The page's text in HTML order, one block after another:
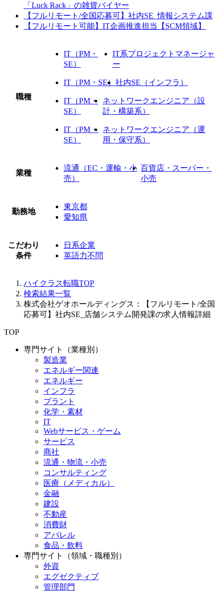
「Luck Rack」の雑貨バイヤー
【フルリモート/全国応募可】社内SE_情報システム課
【フルリモート可能】IT企画推進担当【SCM領域】
職種
IT（PM・
SE）
IT系プロジェクトマネージャ
ー
IT（PM・SE） 社内SE（インフラ）
IT（PM・
SE）
ネットワークエンジニア（設
計・構築系）
IT（PM・
SE）
ネットワークエンジニア（運
用・保守系）
業種
流通（EC・運輸・小
売）
百貨店・スーパー・
小売
勤務地
東京都
愛知県
こだわり
条件
日系企業
英語力不問
ハイクラス転職TOP
検索結果一覧
株式会社ゲオホールディングス：【フルリモート/全国
応募可】社内SE_店舗システム開発課の求人情報詳細
TOP
専門サイト（業種別）
製造業
エネルギー関連
エネルギー
インフラ
プラント
化学・素材
IT
Webサービス・ゲーム
サービス
商社
流通・物流・小売
コンサルティング
医療（メディカル）
金融
建設
不動産
消費財
アパレル
食品・飲料
専門サイト（領域・職種別）
外資
エグゼクティブ
管理部門